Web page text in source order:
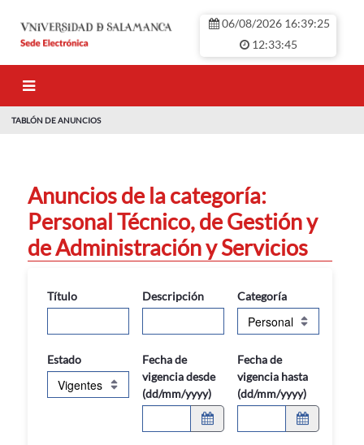
06/08/2026 16:39:25
12:33:45
TABLÓN DE ANUNCIOS
Anuncios de la categoría:
Personal Técnico, de Gestión y
de Administración y Servicios
Título Descripción Categoría
Estado
Fecha de
vigencia desde
(dd/mm/yyyy)
Fecha de
vigencia hasta
(dd/mm/yyyy)